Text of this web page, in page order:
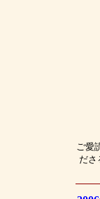
ご愛
ださ